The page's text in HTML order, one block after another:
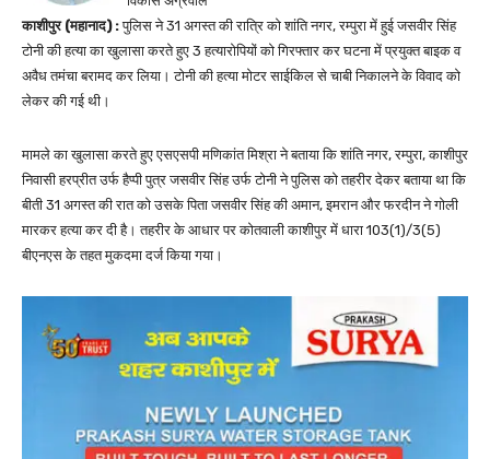
काशीपुर (महानाद) :पुलिस ने 31 अगस्त की रात्रि को शांति नगर, रम्पुरा में हुई जसवीर सिंह
टोनी की हत्या का खुलासा करते हुए 3 हत्यारोपियों को गिरफ्तार कर घटना में प्रयुक्त बाइक व
अवैध तमंचा बरामद कर लिया। टोनी की हत्या मोटर साईकिल से चाबी निकालने के विवाद को
लेकर की गई थी।
मामले का खुलासा करते हुए एसएसपी मणिकांत मिश्रा ने बताया कि शांति नगर, रम्पुरा, काशीपुर
निवासी हरप्रीत उर्फ हैप्पी पुत्र जसवीर सिंह उर्फ टोनी ने पुलिस को तहरीर देकर बताया था कि
बीती 31 अगस्त की रात को उसके पिता जसवीर सिंह की अमान, इमरान और फरदीन ने गोली
मारकर हत्या कर दी है। तहरीर के आधार पर कोतवाली काशीपुर में धारा 103(1)/3(5)
बीएनएस के तहत मुकदमा दर्ज किया गया।